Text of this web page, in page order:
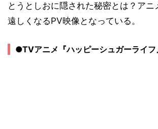
とうとしおに隠された秘密とは？アニ
遠しくなるPV映像となっている。
●TVアニメ『ハッピーシュガーライフ